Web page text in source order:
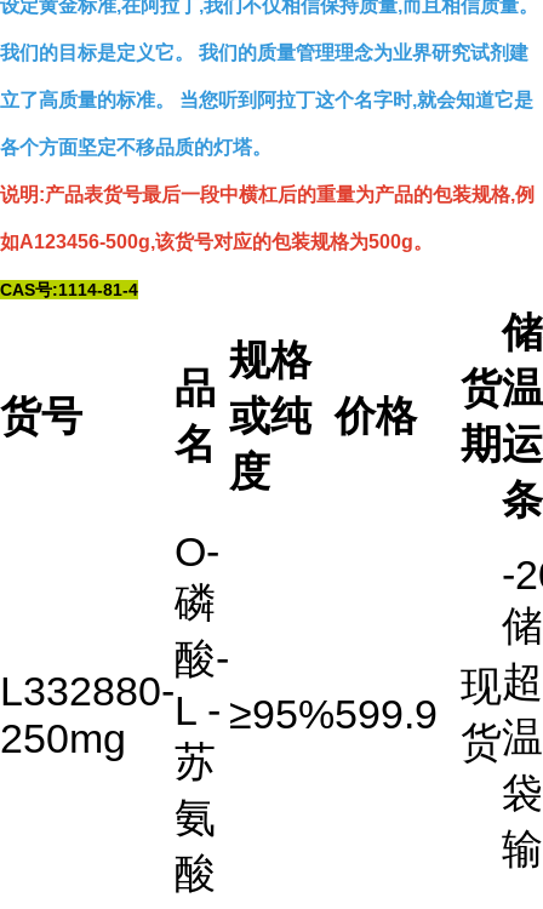
设定黄金标准,在阿拉丁,我们不仅相信保持质量,而且相信质量。
我们的目标是定义它。 我们的质量管理理念为业界研究试剂建
立了高质量的标准。 当您听到阿拉丁这个名字时,就会知道它是
各个方面坚定不移品质的灯塔。
说明:产品表货号最后一段中横杠后的重量为产品的包装规格,例
如A123456-500g,该货号对应的包装规格为500g。
CAS号:1114-81-4
货号
品
名
规格
或纯
度
价格
货
期
L332880-
250mg
O-
磷
酸-
L -
苏
氨
酸
≥95%599.9
现
货
-
输